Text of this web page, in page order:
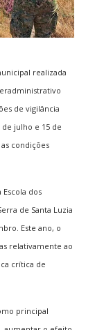
realizada
de vigilância
julho e 15 de
condições
dos
de Santa Luzia
Este ano, o
relativamente ao
crítica de
principal